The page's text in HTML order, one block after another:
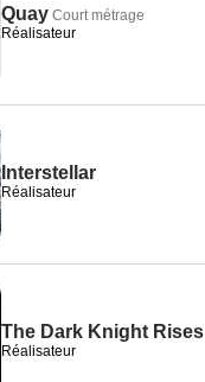
Quay Court métrage
Réalisateur
Interstellar
Réalisateur
The Dark Knight Rises
Réalisateur